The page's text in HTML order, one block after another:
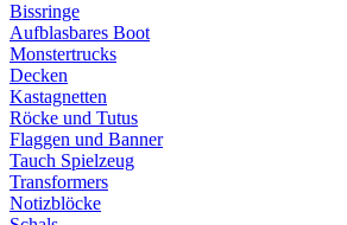
Bissringe
Aufblasbares Boot
Monstertrucks
Decken
Kastagnetten
Röcke und Tutus
Flaggen und Banner
Tauch Spielzeug
Transformers
Notizblöcke